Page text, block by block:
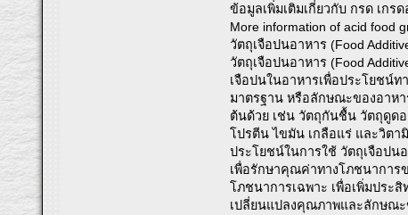
ข้อมูลเพิ่มเติมเกี่ยวกับ กรด เก
More information of acid food
วัตถุเจือปนอาหาร (Food
วัตถุเจือปนอาหาร (Food
เจือปนในอาหารเพื่อประโยชน์
มาตรฐาน หรือลักษณะของอาหา
ต้นด้วย เช่น วัตถุกันชื้น วัตถุดูดอ
โปรตีน ไขมัน เกลือแร่ และวิตา
ประโยชน์ในการใช้ วัตถุเจือปนอ
เพื่อรักษาคุณค่าทางโภชนาการ
โภชนาการเฉพาะ เพื่อเพิ่มปร
เปลี่ยนแปลงคุณภาพและลักษณะ